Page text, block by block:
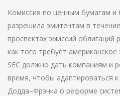
Комиссия по ценным бумагам
разрешила эмитентам в
проспектах эмиссий облигаций
как того требует
SEC должно дать компаниям и
время, чтобы адаптироваться
Додда–Фрэнка о реформе